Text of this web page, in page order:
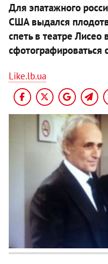
Для эпатажного
США выдался
спеть в театре Лисео
сфотографироваться
Like.lb.ua